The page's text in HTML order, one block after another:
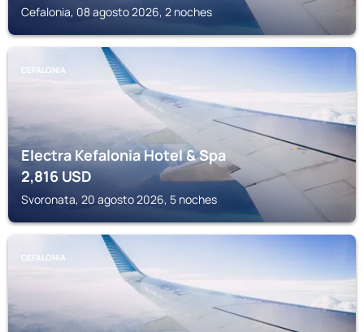
Cefalonia, 08 agosto 2026, 2 noches
CEFALONIA
Electra Kefalonia Hotel & Spa
2,816USD
Svoronata, 20 agosto 2026, 5 noches
CEFALONIA